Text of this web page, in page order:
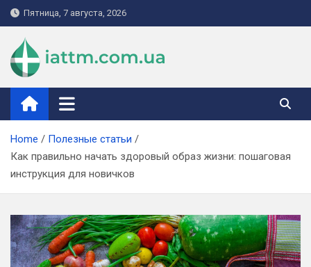
Skip
to
content
Пятница, 7 августа, 2026
iattm.com.ua
Home
Полезные статьи
Как правильно начать здоровый образ жизни: пошаговая
инструкция для новичков